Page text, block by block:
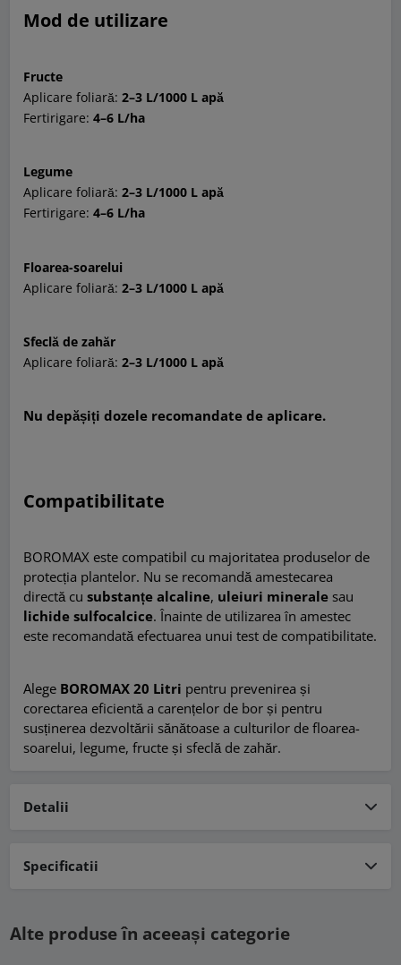
Mod de utilizare
Fructe
Aplicare foliară:2–3 L/1000 L apă
Fertirigare:4–6 L/ha
Legume
Aplicare foliară:2–3 L/1000 L apă
Fertirigare:4–6 L/ha
Floarea-soarelui
Aplicare foliară:2–3 L/1000 L apă
Sfeclă de zahăr
Aplicare foliară:2–3 L/1000 L apă
Nu depășiți dozele recomandate de aplicare.
Compatibilitate
BOROMAX este compatibil cu majoritatea produselor de
protecția plantelor. Nu se recomandă amestecarea
directă cusubstanțe alcaline, uleiuri minerale sau
lichide sulfocalcice. Înainte de utilizarea în amestec
este recomandată efectuarea unui test de compatibilitate.
Alege BOROMAX 20 Litri pentru prevenirea și
corectarea eficientă a carențelor de bor și pentru
susținerea dezvoltării sănătoase a culturilor de floarea-
soarelui, legume, fructe și sfeclă de zahăr.
Detalii
Specificatii
Alte produse în aceeași categorie